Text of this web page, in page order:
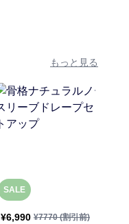
もっと見る
SALE
¥6,990 ¥7770(割引前)